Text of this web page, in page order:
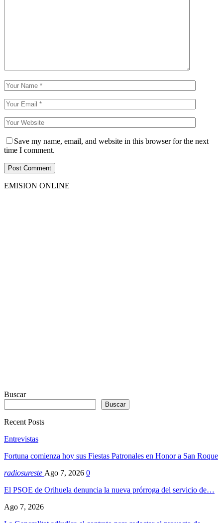
Save my name, email, and website in this browser for the next
time I comment.
EMISION ONLINE
Buscar
Buscar
Recent Posts
Entrevistas
Fortuna comienza hoy sus Fiestas Patronales en Honor a San Roque
radiosureste Ago 7, 2026 0
El PSOE de Orihuela denuncia la nueva prórroga del servicio de…
Ago 7, 2026